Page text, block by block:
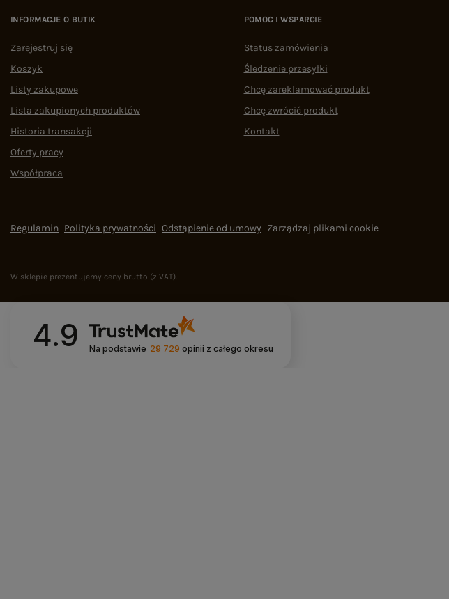
INFORMACJE O BUTIK
Zarejestruj się
Koszyk
Listy zakupowe
Lista zakupionych produktów
Historia transakcji
Oferty pracy
Współpraca
POMOC I WSPARCIE
Status zamówienia
Śledzenie przesyłki
Chcę zareklamować produkt
Chcę zwrócić produkt
Kontakt
Regulamin Polityka prywatności Odstąpienie od umowy Zarządzaj plikami cookie
W sklepie prezentujemy ceny brutto (z VAT).
4.9 Na podstawie 29 729 opinii z całego okresu